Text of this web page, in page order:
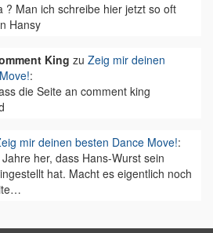
? Man ich schreibe hier jetzt so oft
Hansy
King zu Zeig mir deinen
:
die Seite an comment king
mir deinen besten Dance Move!:
her, dass Hans-Wurst sein
hat. Macht es eigentlich noch